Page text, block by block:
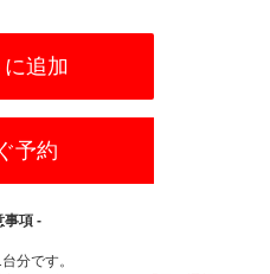
に追加
予約
事項 -
分です。